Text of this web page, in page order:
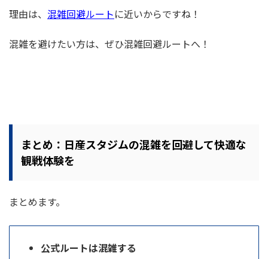
理由は、 混雑回避ルートに近いからですね！
混雑を避けたい方は、ぜひ混雑回避ルートへ！
まとめ：日産スタジムの混雑を回避して快適な
観戦体験を
まとめます。
公式ルートは混雑する